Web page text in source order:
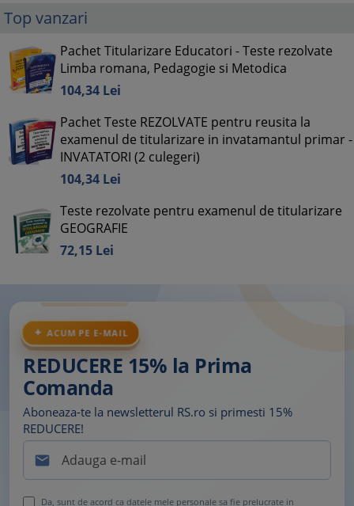
Top vanzari
Pachet Titularizare Educatori - Teste rezolvate
Limba romana, Pedagogie si Metodica
104,34 Lei
Pachet Teste REZOLVATE pentru reusita la
examenul de titularizare in invatamantul primar -
INVATATORI (2 culegeri)
104,34 Lei
Teste rezolvate pentru examenul de titularizare
GEOGRAFIE
72,15 Lei
ACUM PE E-MAIL
REDUCERE 15% la Prima
Comanda
Aboneaza-te la newsletterul RS.ro si primesti 15%
REDUCERE!

Da, sunt de acord ca datele mele personale sa fie prelucrate in